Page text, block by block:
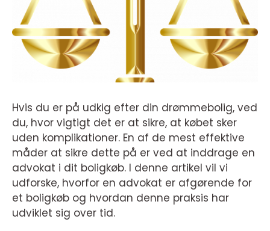
Hvis du er på udkig efter din drømmebolig, ved
du, hvor vigtigt det er at sikre, at købet sker
uden komplikationer. En af de mest effektive
måder at sikre dette på er ved at inddrage en
advokat i dit boligkøb. I denne artikel vil vi
udforske, hvorfor en advokat er afgørende for
et boligkøb og hvordan denne praksis har
udviklet sig over tid.